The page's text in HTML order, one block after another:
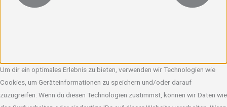
Um dir ein optimales Erlebnis zu bieten, verwenden wir Technologien wie
Cookies, um Geräteinformationen zu speichern und/oder darauf
zuzugreifen. Wenn du diesen Technologien zustimmst, können wir Daten wie